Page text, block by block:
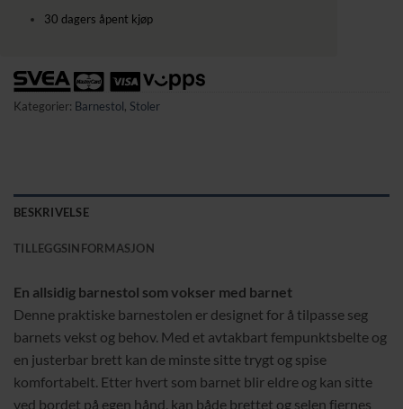
30 dagers åpent kjøp
Kategorier: Barnestol, Stoler
BESKRIVELSE
TILLEGGSINFORMASJON
En allsidig barnestol som vokser med barnet
Denne praktiske barnestolen er designet for å tilpasse seg
barnets vekst og behov. Med et avtakbart fempunktsbelte og
en justerbar brett kan de minste sitte trygt og spise
komfortabelt. Etter hvert som barnet blir eldre og kan sitte
ved bordet på egen hånd, kan både brettet og selen fjernes